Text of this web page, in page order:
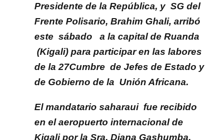
Presidente de la República, y SG del
Frente Polisario, Brahim Ghali, arribó
este sábado a la capital de Ruanda
(Kigali) para participar en las labores
de la 27Cumbre de Jefes de Estado y
de Gobierno de la Unión Africana.
El mandatario saharaui fue recibido
en el aeropuerto internacional de
Kigali por la Sra. Diana Gashumba,